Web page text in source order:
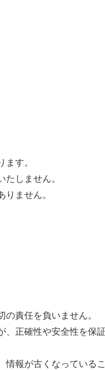
す。
しません。
ません。
責任を負いません。
正確性や安全性を保
報が古くなっているこ